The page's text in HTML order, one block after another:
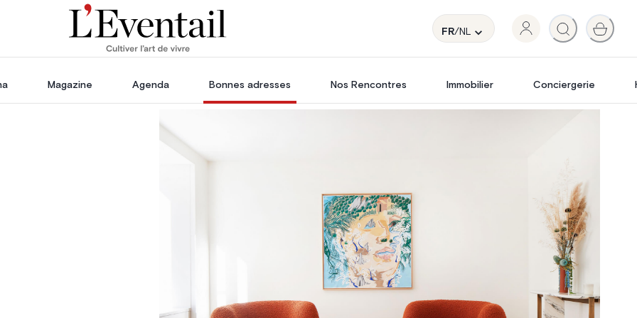
FR/NL
Voyage, Évasion & Escapade
Magazine Agenda Bonnes adresses Nos Rencontres Immobilier Conciergerie